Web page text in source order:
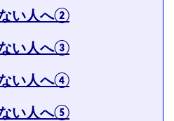
い人へ②
い人へ③
い人へ④
い人へ⑤